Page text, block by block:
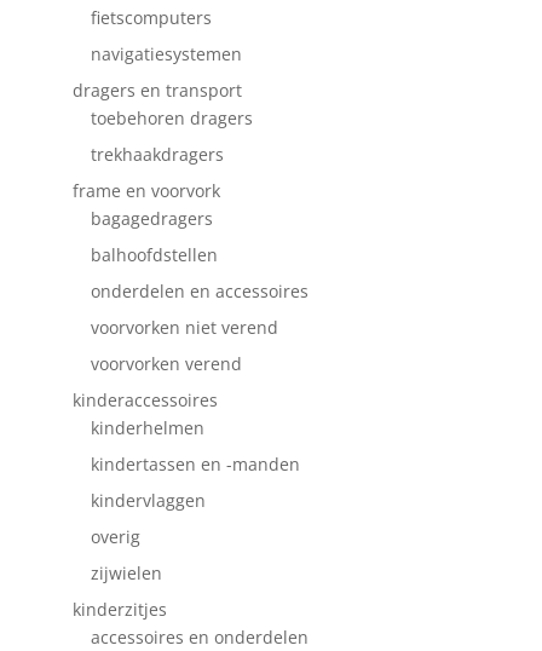
fietscomputers
navigatiesystemen
dragers en transport
toebehoren dragers
trekhaakdragers
frame en voorvork
bagagedragers
balhoofdstellen
onderdelen en accessoires
voorvorken niet verend
voorvorken verend
kinderaccessoires
kinderhelmen
kindertassen en -manden
kindervlaggen
overig
zijwielen
kinderzitjes
accessoires en onderdelen